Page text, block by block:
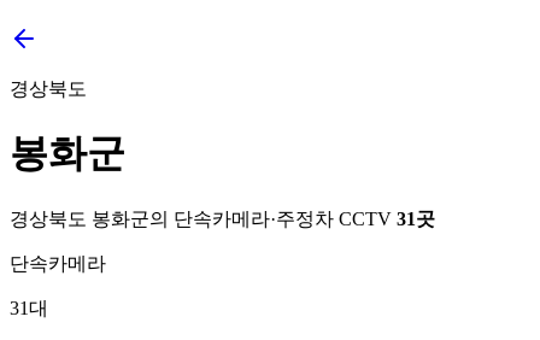
경상북도
봉화군
경상북도 봉화군의 단속카메라·주정차 CCTV 31곳
단속카메라
31대